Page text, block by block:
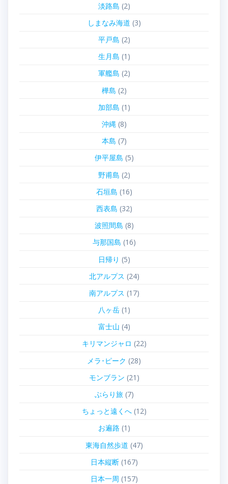
淡路島 (2)
しまなみ海道 (3)
平戸島 (2)
生月島 (1)
軍艦島 (2)
樺島 (2)
加部島 (1)
沖縄(8)
本島 (7)
伊平屋島 (5)
野甫島 (2)
石垣島 (16)
西表島 (32)
波照間島 (8)
与那国島 (16)
日帰り (5)
北アルプス (24)
南アルプス (17)
八ヶ岳(1)
富士山 (4)
キリマンジャロ (22)
メラ･ピーク (28)
モンブラン (21)
ぶらり旅(7)
ちょっと遠くへ(12)
お遍路 (1)
東海自然歩道 (47)
日本縦断(167)
日本一周 (157)